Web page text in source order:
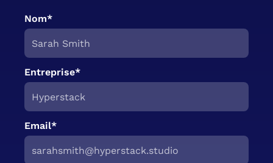
Nom*
Entreprise*
Email*